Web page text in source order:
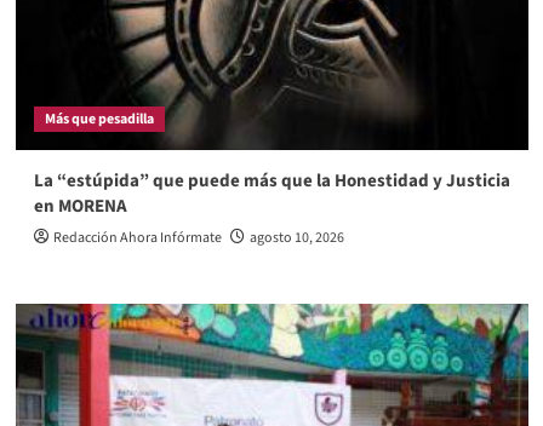
Más que pesadilla
La “estúpida” que puede más que la Honestidad y Justicia
en MORENA
Redacción Ahora Infórmate agosto 10, 2026